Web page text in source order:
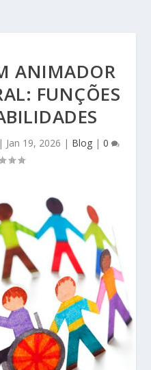
ANIMADOR
FUNÇÕES
| Jan 19, 2026 | Blog| 0